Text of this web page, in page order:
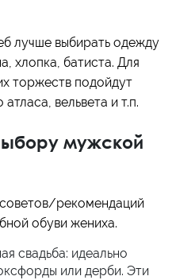
лучше выбирать одежду
хлопка, батиста. Для
торжеств подойдут
вельвета и т.п.
мужской
рекомендаций
обуви жениха.
свадьба: идеально
или дерби. Эти